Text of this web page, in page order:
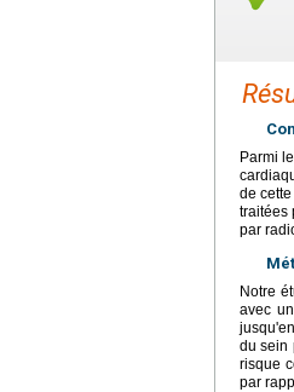
Parmi
de
traitées
par
Notre
avec
du sein
risque
par